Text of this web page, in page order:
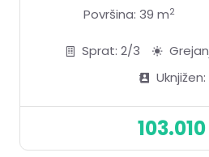
Površina: 39 m2
Sprat: 2/3
Uknjižen: